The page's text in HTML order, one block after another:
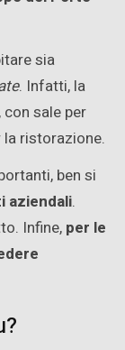
sia
. Infatti, la
con sale per
ristorazione.
ben si
aziendali.
Infine, per le